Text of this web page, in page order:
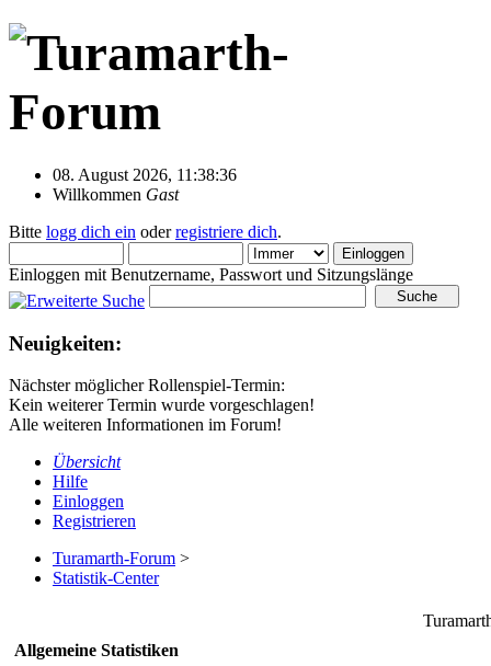
08. August 2026, 11:38:36
Willkommen Gast
Bitte logg dich ein oderregistriere dich.
Einloggen mit Benutzername, Passwort und Sitzungslänge
Neuigkeiten:
Nächster möglicher Rollenspiel-Termin:
Kein weiterer Termin wurde vorgeschlagen!
Alle weiteren Informationen im Forum!
Übersicht
Hilfe
Einloggen
Registrieren
Turamarth-Forum >
Statistik-Center
Allgemeine Statistiken